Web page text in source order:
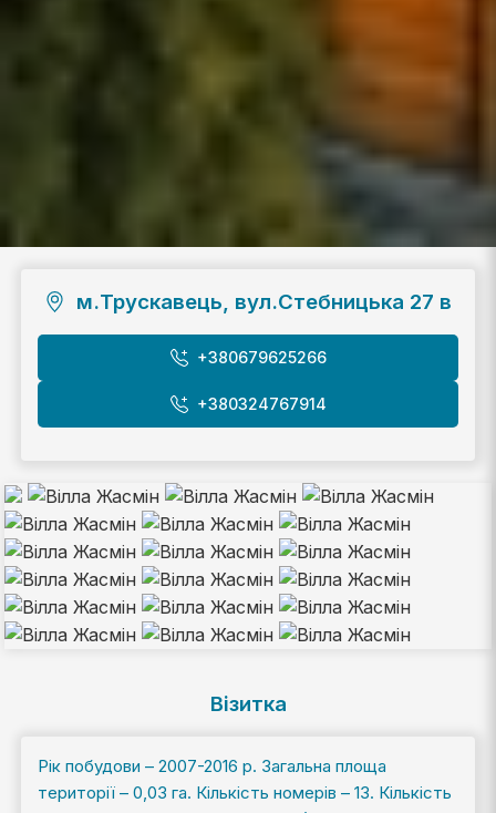
м.Трускавець, вул.Стебницька 27 в
+380679625266
+380324767914
Візитка
Рік побудови – 2007-2016 р. Загальна площа
території – 0,03 га. Кількість номерів – 13. Кількість